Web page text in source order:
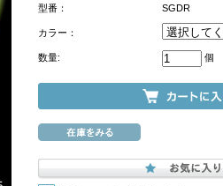
型番： SGDR
カラー：
数量: 個